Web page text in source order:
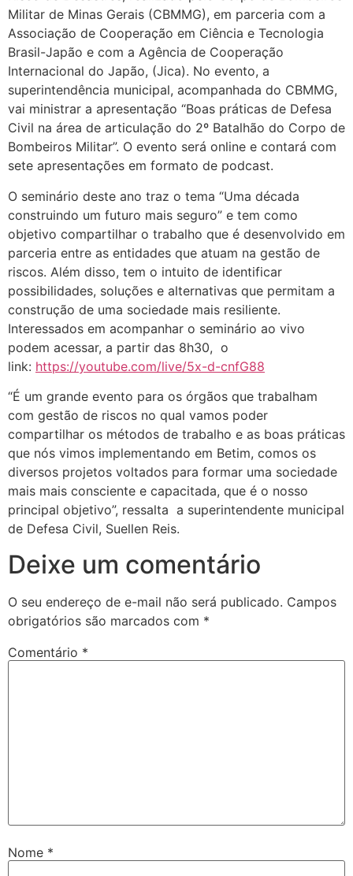
Militar de Minas Gerais (CBMMG), em parceria com a
Associação de Cooperação em Ciência e Tecnologia
Brasil-Japão e com a Agência de Cooperação
Internacional do Japão, (Jica). No evento, a
superintendência municipal, acompanhada do CBMMG,
vai ministrar a apresentação “Boas práticas de Defesa
Civil na área de articulação do 2º Batalhão do Corpo de
Bombeiros Militar”. O evento será online e contará com
sete apresentações em formato de podcast.
O seminário deste ano traz o tema “Uma década
construindo um futuro mais seguro” e tem como
objetivo compartilhar o trabalho que é desenvolvido em
parceria entre as entidades que atuam na gestão de
riscos. Além disso, tem o intuito de identificar
possibilidades, soluções e alternativas que permitam a
construção de uma sociedade mais resiliente.
Interessados em acompanhar o seminário ao vivo
podem acessar, a partir das 8h30, o
link: https://youtube.com/live/5x-d-cnfG88
“É um grande evento para os órgãos que trabalham
com gestão de riscos no qual vamos poder
compartilhar os métodos de trabalho e as boas práticas
que nós vimos implementando em Betim, comos os
diversos projetos voltados para formar uma sociedade
mais mais consciente e capacitada, que é o nosso
principal objetivo”, ressalta a superintendente municipal
de Defesa Civil, Suellen Reis.
Deixe um comentário
O seu endereço de e-mail não será publicado. Campos
obrigatórios são marcados com *
Comentário *
Nome *